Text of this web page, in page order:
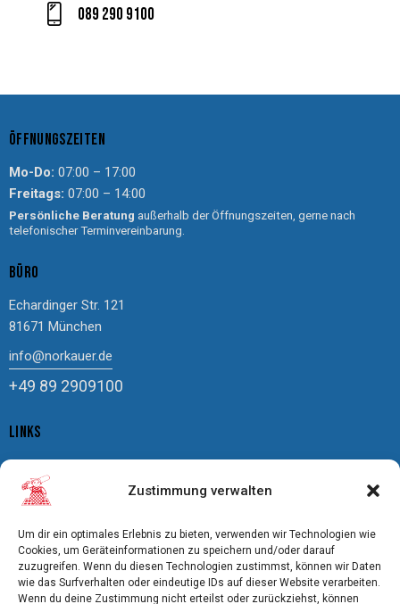
Zustimmung verwalten
Um dir ein optimales Erlebnis zu bieten, verwenden wir Technologien wie
Cookies, um Geräteinformationen zu speichern und/oder darauf
zuzugreifen. Wenn du diesen Technologien zustimmst, können wir Daten
wie das Surfverhalten oder eindeutige IDs auf dieser Website verarbeiten.
Wenn du deine Zustimmung nicht erteilst oder zurückziehst, können
089 290 9100
ÖFFNUNGSZEITEN
Mo-Do: 07:00 – 17:00
Freitags: 07:00 – 14:00
Persönliche Beratung außerhalb der Öffnungszeiten, gerne nach
telefonischer Terminvereinbarung.
BÜRO
Echardinger Str. 121
81671 München
info@norkauer.de
+49 89 2909100
LINKS
Impressum
Datenschutz
AGBs
Bildnachweis
Freistellung